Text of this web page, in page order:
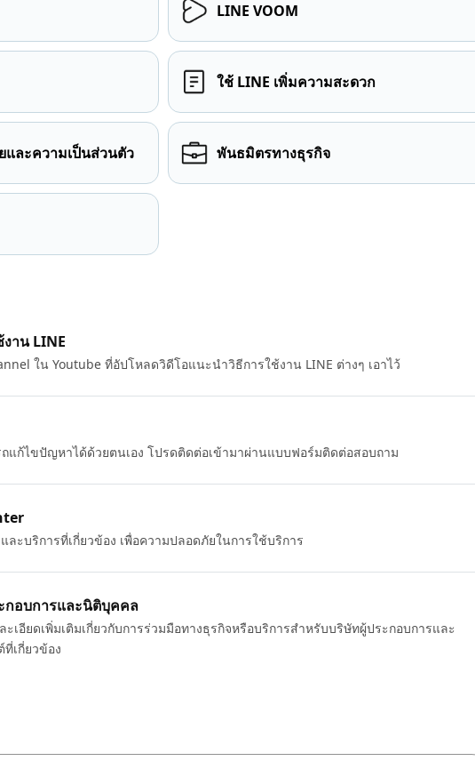
LINE VOOM
ใช้ LINE เพิ่มความสะดวก
ละความเป็นส่วนตัว พันธมิตรทางธุรกิจ
าน LINE
ใน Youtube ที่อัปโหลดวิดีโอแนะนำวิธีการใช้งาน LINE ต่างๆ เอาไว้
แก้ไขปัญหาได้ด้วยตนเอง โปรดติดต่อเข้ามาผ่านแบบฟอร์มติดต่อสอบถาม
ละบริการที่เกี่ยวข้อง เพื่อความปลอดภัยในการใช้บริการ
กอบการและนิติบุคคล
เอียดเพิ่มเติมเกี่ยวกับการร่วมมือทางธุรกิจหรือบริการสำหรับบริษัทผู้ประกอบการและ
เกี่ยวข้อง